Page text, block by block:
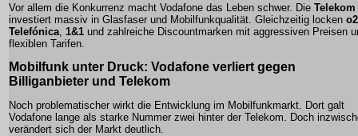
Vor allem die Konkurrenz macht Vodafone das Leben schwer. Die Telekom
investiert massiv in Glasfaser und Mobilfunkqualität. Gleichzeitig locken o2
Telefónica 1&1 und zahlreiche Discountmarken mit aggressiven Preisen
flexiblen Tarifen.
Mobilfunk unter Druck: Vodafone verliert gegen
Billiganbieter und Telekom
Noch problematischer wirkt die Entwicklung im Mobilfunkmarkt. Dort galt
Vodafone lange als starke Nummer zwei hinter der Telekom. Doch
verändert sich der Markt deutlich.